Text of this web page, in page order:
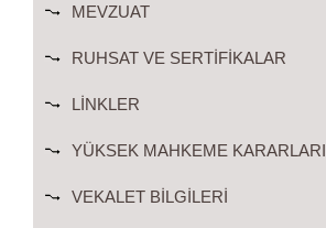
MEVZUAT
RUHSAT VE SERTIFIKALAR
LINKLER
YÜKSEK MAHKEME KARARLARI
VEKALET BILGILERI